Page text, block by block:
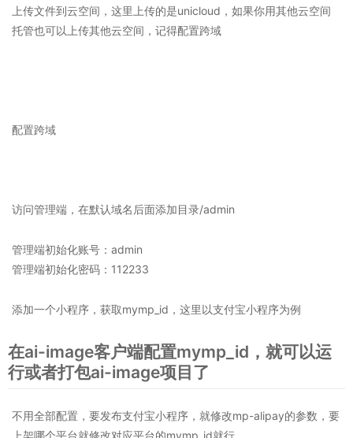
上传文件到云空间，这里上传的是unicloud，如果你用其他云空间
托管也可以上传其他云空间，记得配置跨域
配置跨域
访问管理端，在默认域名后面添加目录/admin
管理端初始化账号：admin
管理端初始化密码：112233
添加一个小程序，获取mymp_id，这里以支付宝小程序为例
在ai-image客户端配置mymp_id，就可以运
行或者打包ai-image项目了
不用全部配置，要发布支付宝小程序，就修改mp-alipay的参数，要
上架哪个平台就修改对应平台的mymp_id就行